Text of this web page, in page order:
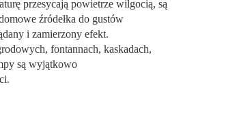
przesycają powietrze wilgocią, są
źródełka do gustów
i zamierzony efekt.
fontannach, kaskadach,
są wyjątkowo